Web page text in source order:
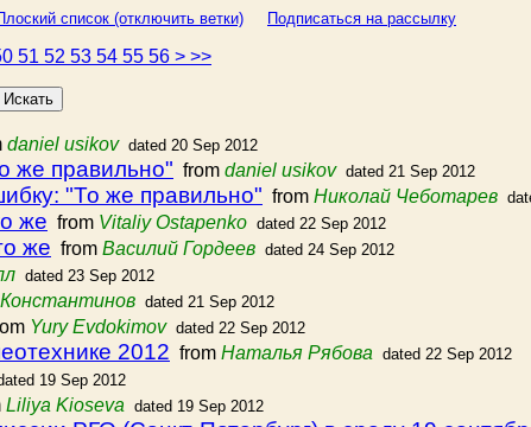
список (отключить ветки) Подписаться на рассылку
51 52 53 54 55 56 > >>
daniel usikov dated 20 Sep 2012
же правильно" from daniel usikov dated 21 Sep 2012
"То же правильно" from Николай Чеботарев
же from Vitaliy Ostapenko dated 22 Sep 2012
же from Василий Гордеев dated 24 Sep 2012
dated 23 Sep 2012
dated 21 Sep 2012
Yury Evdokimov dated 22 Sep 2012
2012 from Наталья Рябова dated 22 Sep 2012
19 Sep 2012
Liliya Kioseva dated 19 Sep 2012